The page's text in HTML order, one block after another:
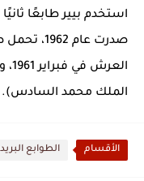
صدرت عام
الملك محمد السادس).
الأقسام الطوابع